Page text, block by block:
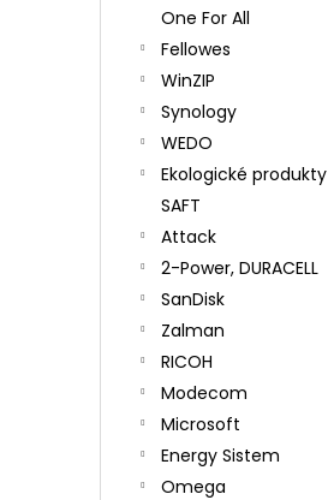
One For All
Fellowes
WinZIP
Synology
WEDO
Ekologické produkty
SAFT
Attack
2-Power, DURACELL
SanDisk
Zalman
RICOH
Modecom
Microsoft
Energy Sistem
Omega